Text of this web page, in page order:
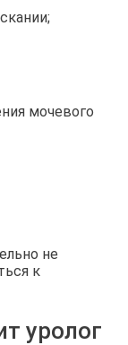
мочевого
не
к
уролог